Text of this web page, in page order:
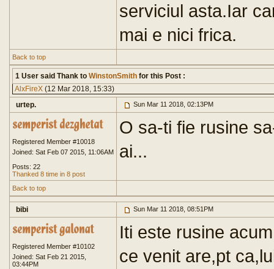
serviciul asta.Iar
mai e nici frica.
Back to top
1 User said Thank to WinstonSmith for this Post :
AlxFireX (12 Mar 2018, 15:33)
urtep.
Sun Mar 11 2018, 02:13PM
Registered Member #10018
Joined: Sat Feb 07 2015, 11:06AM
Posts: 22
Thanked 8 time in 8 post
O sa-ti fie rusine
ai...
Back to top
bibi Sun Mar 11 2018, 08:51PM
Registered Member #10102
Joined: Sat Feb 21 2015,
03:44PM
Iti este rusine
ce venit are,pt